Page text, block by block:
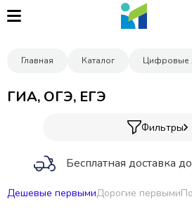
Главная Каталог Цифровые
ГИА, ОГЭ, ЕГЭ
Фильтры
Бесплатная доставка
Дешевые первымиДорогие первыми